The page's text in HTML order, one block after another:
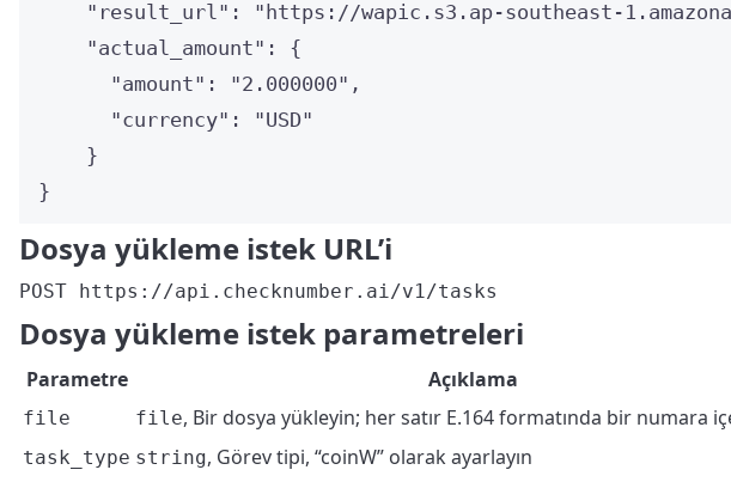
"result_url" : " https://wapic.s3.ap-southeast-
"actual_amount" : {
"amount" : "2.000000" ,
"currency" : "USD"
}
}
Dosya yükleme istek URL’i
POST https://api.checknumber.ai/v1/tasks
Dosya yükleme istek parametreleri
Parametre Açıklama
file file, Bir dosya yükleyin; her satır E.164 formatında bir numara
task_type string, Görev tipi, “coinW” olarak ayarlayın